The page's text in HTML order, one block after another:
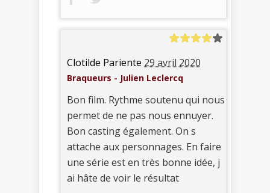
Clotilde Pariente 29 avril 2020
Braqueurs - Julien Leclercq
Bon film. Rythme soutenu qui nous
permet de ne pas nous ennuyer.
Bon casting également. On s
attache aux personnages. En faire
une série est en très bonne idée, j
ai hâte de voir le résultat